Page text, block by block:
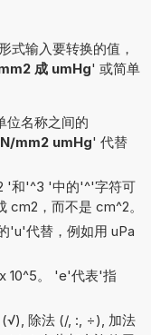
式输入要转换的值，
成 umHg' 或简单
位名称之间的
N/mm2 umHg' 代替
'和'^3 '中的'^'字符可
cm2，而不是 cm^2。
'u'代替，例如用 uPa
10^5。 'e'代表'指
除法 (/, :, ÷), 加法